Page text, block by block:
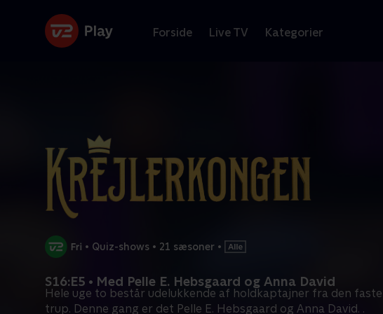
Forside Live TV Kategorier
• Quiz-shows • 21 sæsoner •
S16:E5 • Med Pelle E. Hebsgaard og Anna David
Hele uge to består udelukkende af holdkaptajner fra den faste
trup. Denne gang er det Pelle E. Hebsgaard og Anna David. .